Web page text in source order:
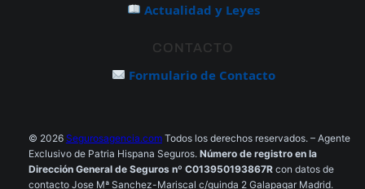
Actualidad y Leyes
CONTACTO
Formulario de Contacto
© 2026 Segurosagencia.comTodos los derechos reservados. – Agente
Exclusivo de Patria Hispana Seguros. Número de registro en la
Dirección General de Seguros nº C013950193867Rcon datos de
contacto Jose Mª Sanchez-Mariscal c/guinda 2 Galapagar Madrid.